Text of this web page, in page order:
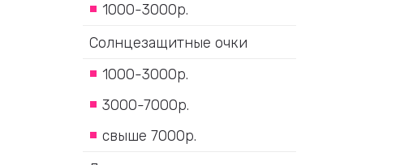
1000-3000р.
Солнцезащитные очки
1000-3000р.
3000-7000р.
свыше 7000р.